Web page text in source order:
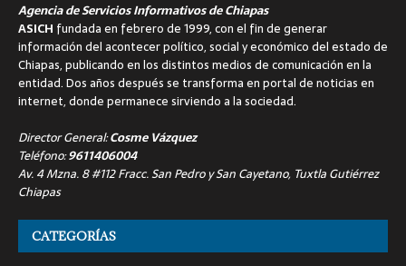
Agencia de Servicios Informativos de Chiapas
ASICH fundada en febrero de 1999, con el fin de generar
información del acontecer político, social y económico del estado de
Chiapas, publicando en los distintos medios de comunicación en la
entidad. Dos años después se transforma en portal de noticias en
internet, donde permanece sirviendo a la sociedad.
Director General:Cosme Vázquez
Teléfono:9611406004
Av. 4 Mzna. 8 #112 Fracc. San Pedro y San Cayetano, Tuxtla Gutiérrez
Chiapas
CATEGORÍAS